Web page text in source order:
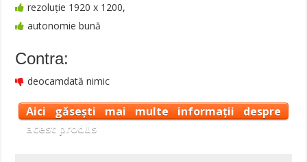
rezoluție 1920 x 1200,
autonomie bună
Contra:
deocamdată nimic
Aici găsești mai multe informații despre
acest produs